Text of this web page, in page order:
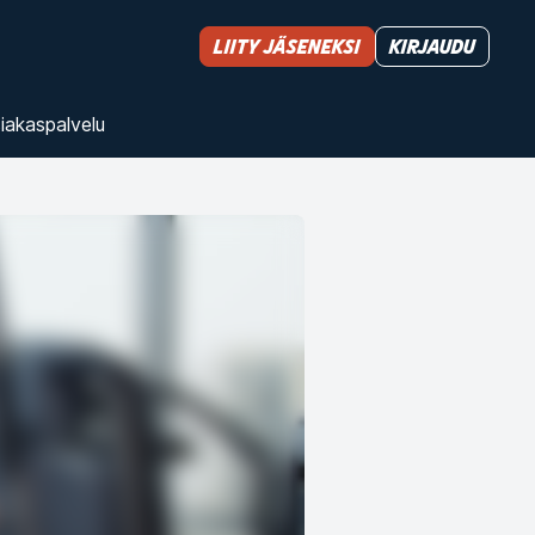
Liity jäseneksi Kirjaudu